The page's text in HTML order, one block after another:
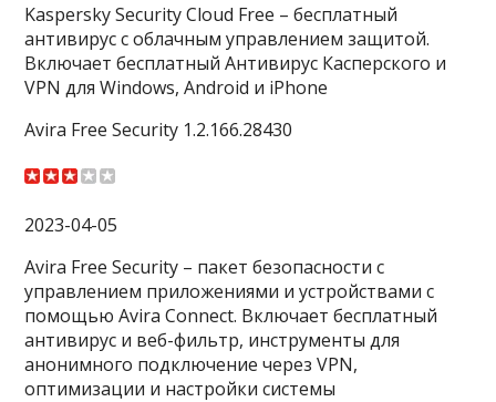
Kaspersky Security Cloud Free – бесплатный
антивирус с облачным управлением защитой.
Включает бесплатный Антивирус Касперского и
VPN для Windows, Android и iPhone
Avira Free Security 1.2.166.28430
2023-04-05
Avira Free Security – пакет безопасности с
управлением приложениями и устройствами с
помощью Avira Connect. Включает бесплатный
антивирус и веб-фильтр, инструменты для
анонимного подключение через VPN,
оптимизации и настройки системы